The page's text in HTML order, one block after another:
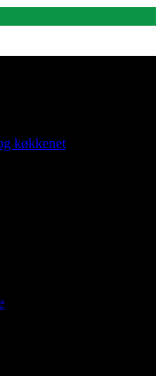
køkkenet